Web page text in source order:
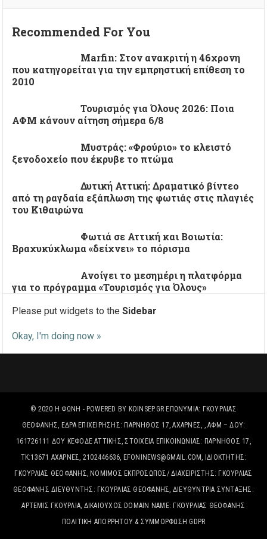
Recommended For You
Marfin: Στον ανακριτή η 46χρονη
που κατηγορείται για την εμπρηστική επίθεση το
2010
Τουρισμός για Όλους 2026: Ποια
ΑΦΜ κάνουν αίτηση σήμερα 6/8
Μυστράς: «Φρούριο» το κλειστό
ξενοδοχείο που έκρυβε το πτώμα
Δυτική Αττική: Δραματικό βίντεο
από τη ραγδαία εξάπλωση της φωτιάς στις πλαγιές
του Κιθαιρώνα
Φωτιά σε Αττική και Βοιωτία:
Βραχυκύκλωμα «δείχνει» το πόρισμα
Ανοίγει το μεσημέρι η πλατφόρμα
για το πρόγραμμα «Τουρισμός για Όλους»
Please put widgets to theSidebar
Okay, I'm doing now »
© 2020 Η ΦΩΝΉ - POWERED BY KOINSEP.GR ΕΠΩΝΥΜΊΑ: ΓΚΟΥΡΛΙΑΣ
ΘΕΟΦΑΝΗΣ, ΈΔΡΑ ΕΠΙΧΕΙΡΗΣΗΣ: ΠΑΡΝΗΘΟΣ 17, ΑΧΑΡΝΕΣ, , ΑΦΜ – ΔΟΥ:
161726111 ΔΟΥ ΚΕΦΟΔΕ ΑΤΤΙΚΗΣ, ΣΤΟΙΧΕΊΑ ΕΠΙΚΟΙΝΩΝΊΑΣ: ΠΑΡΝΗΘΟΣ 17,
ΤΚ:13671 ΑΧΑΡΝΕΣ, 2102446636, EFONINEWS@GMAIL.COM, ΙΔΙΟΚΤΗΤΗΣ:
ΓΚΟΥΡΛΙΑΣ ΘΕΟΦΑΝΗΣ, ΝΟΜΙΜΟΣ ΕΚΠΡΟΣΩΠΟΣ/ ΔΙΑΧΕΙΡΙΣΤΗΣ: ΓΚΟΥΡΛΙΑΣ
ΘΕΟΦΑΝΗΣ ΔΙΕΥΘΥΝΤΗΣ: ΓΚΟΥΡΛΙΑΣ ΘΕΟΦΑΝΗΣ, ΔΙΕΥΘΥΝΤΡΙΑ ΣΥΝΤΑΞΗΣ:
ΑΡΤΕΜΙΣ ΓΚΟΥΡΛΙΑ, ΔΙΚΑΙΟΎΧΟΣ DOMAIN NAME: ΓΚΟΥΡΛΙΑΣ ΘΕΟΦΑΝΗΣ
ΠΟΛΙΤΙΚΉ ΑΠΟΡΡΉΤΟΥ & ΣΥΜΜΌΡΦΩΣΗ GDPR